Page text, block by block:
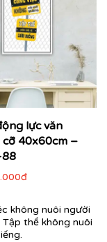
lực văn
40x60cm –
88
không nuôi người
Tập thể không nuôi